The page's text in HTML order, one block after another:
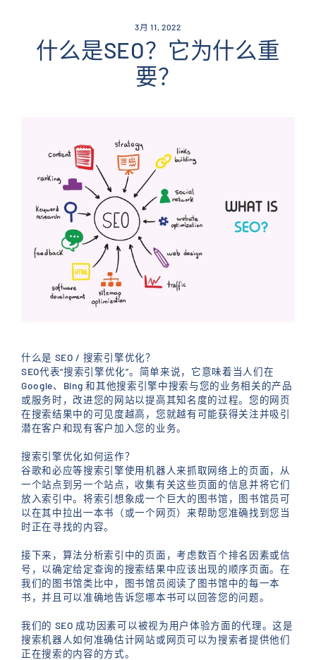
3月 11, 2022
什么是SEO？它为什么重
要？
什么是 SEO / 搜索引擎优化？
SEO代表“搜索引擎优化”。简单来说，它意味着当人们在
Google、Bing 和其他搜索引擎中搜索与您的业务相关的产品
或服务时，改进您的网站以提高其知名度的过程。您的网页
在搜索结果中的可见度越高，您就越有可能获得关注并吸引
潜在客户和现有客户加入您的业务。
搜索引擎优化如何运作？
谷歌和必应等搜索引擎使用机器人来抓取网络上的页面，从
一个站点到另一个站点，收集有关这些页面的信息并将它们
放入索引中。将索引想象成一个巨大的图书馆，图书馆员可
以在其中拉出一本书（或一个网页）来帮助您准确找到您当
时正在寻找的内容。
接下来，算法分析索引中的页面，考虑数百个排名因素或信
号，以确定给定查询的搜索结果中应该出现的顺序页面。在
我们的图书馆类比中，图书馆员阅读了图书馆中的每一本
书，并且可以准确地告诉您哪本书可以回答您的问题。
我们的 SEO 成功因素可以被视为用户体验方面的代理。这是
搜索机器人如何准确估计网站或网页可以为搜索者提供他们
正在搜索的内容的方式。